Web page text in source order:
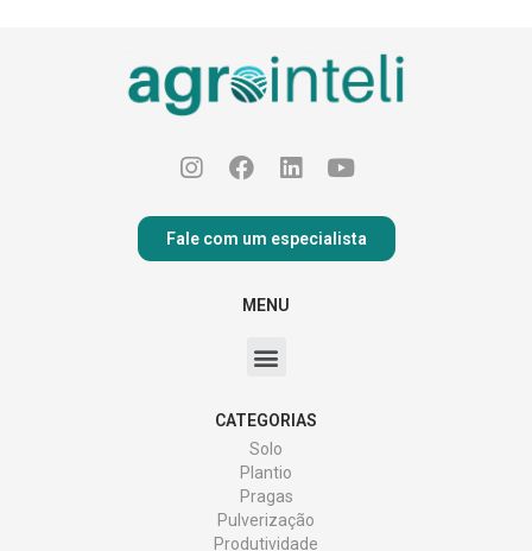
Fale com um especialista
MENU
CATEGORIAS
Solo
Plantio
Pragas
Pulverização
Produtividade